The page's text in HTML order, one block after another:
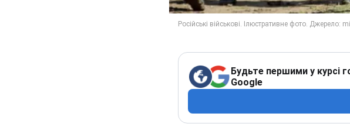
Будьте першими у курсі
Google